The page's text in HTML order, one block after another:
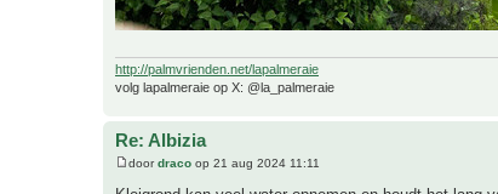
http://palmvrienden.net/lapalmeraie
volg lapalmeraie op X: @la_palmeraie
Re: Albizia
doordraco op 21 aug 2024 11:11